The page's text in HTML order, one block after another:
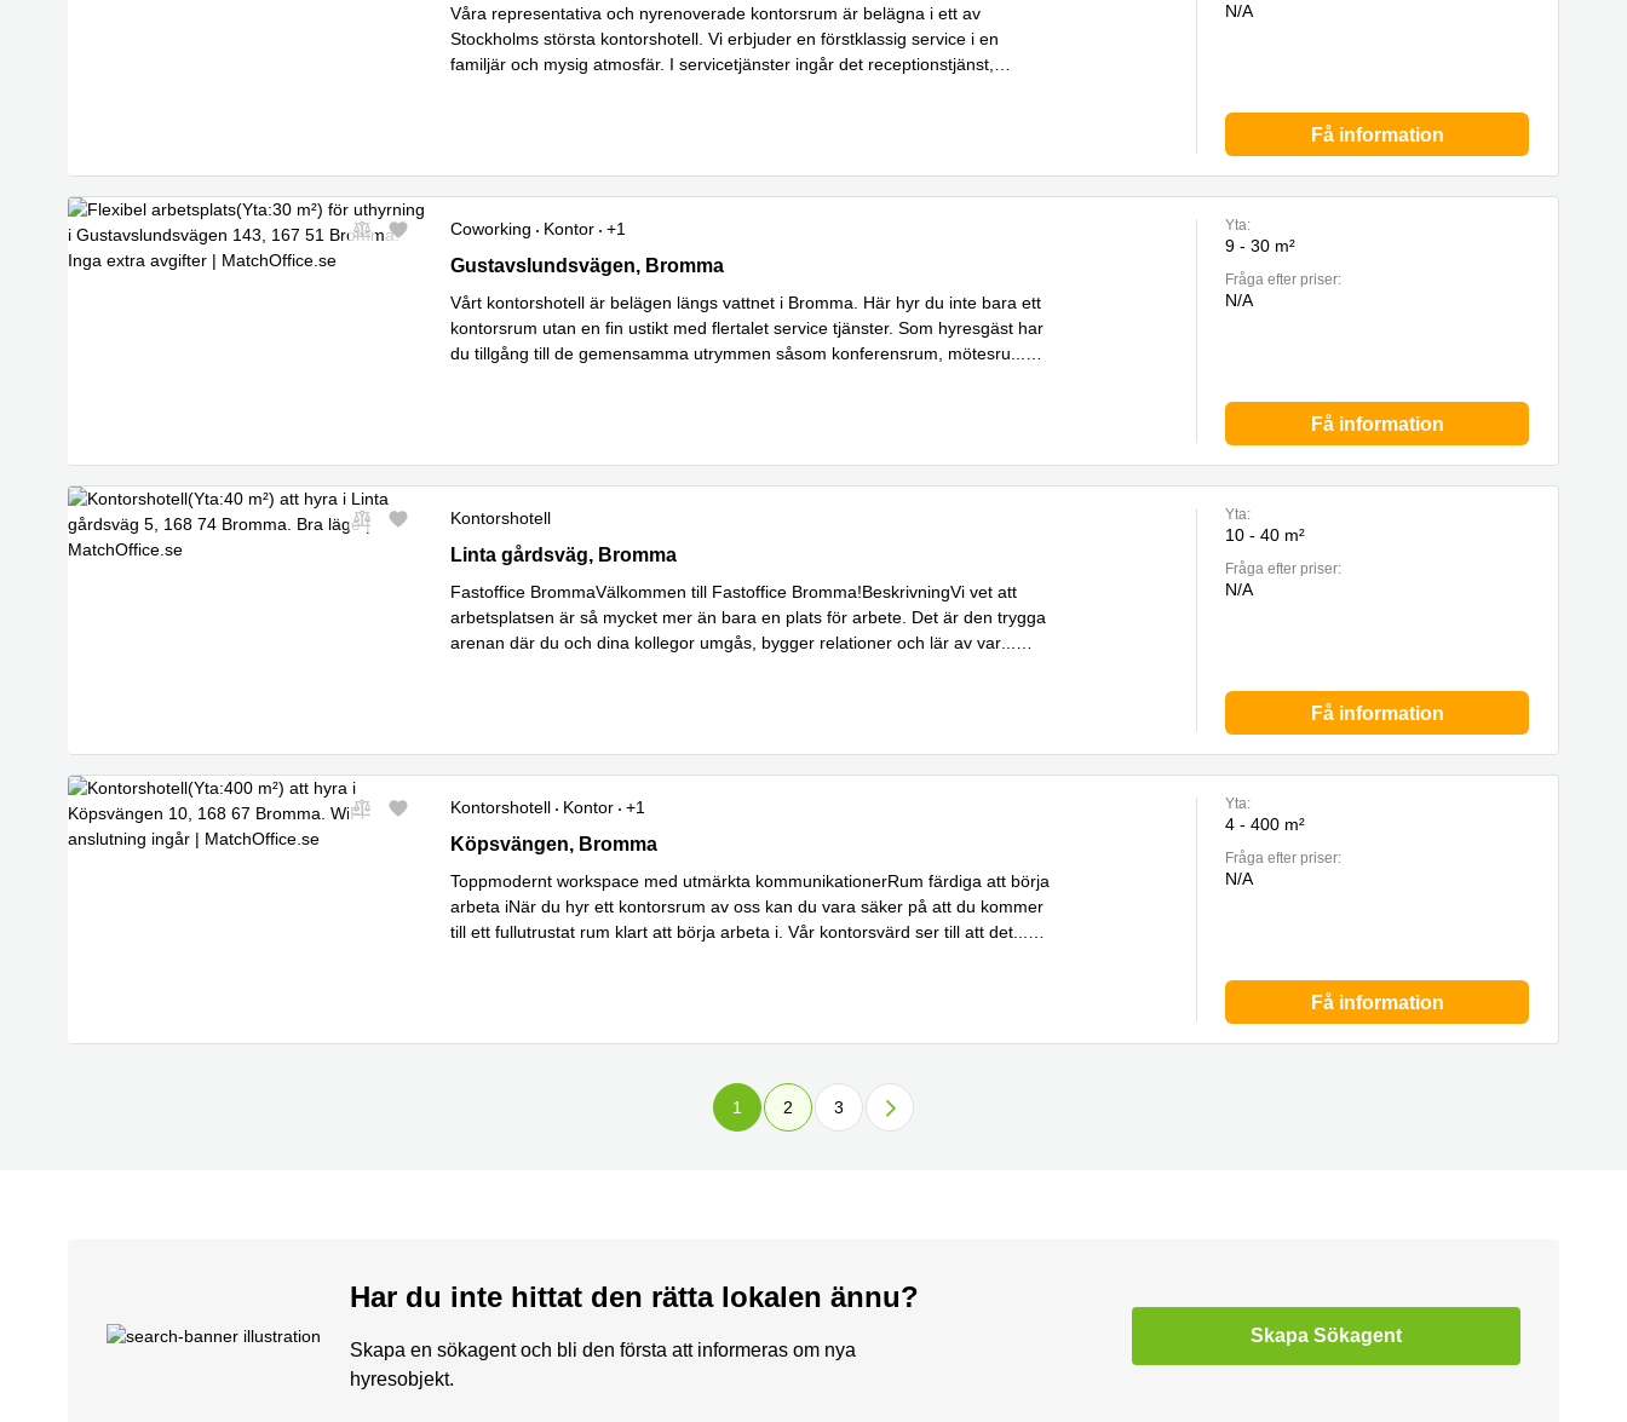
Våra representativa och nyrenoverade kontorsrum är belägna i ett av
Stockholms största kontorshotell. Vi erbjuder en förstklassig service i en
familjär och mysig atmosfär. I servicetjänster ingår det receptionstjänst,
N/A
Få information
Coworking Kontor
+1
Gustavslundsvägen 143, Bromma
Gustavslundsvägen, Bromma
Vårt kontorshotell är belägen längs vattnet i Bromma. Här hyr du inte bara ett
kontorsrum utan en fin ustikt med flertalet service tjänster. Som hyresgäst har
du tillgång till de gemensamma utrymmen såsom konferensrum, mötesru
Yta:
9 - 30 m²
Fråga efter priser:
N/A
Få information
Kontorshotell
Linta gårdsväg 5, Bromma
Linta gårdsväg, Bromma
Fastoffice BrommaVälkommen till Fastoffice Bromma!BeskrivningVi vet att
arbetsplatsen är så mycket mer än bara en plats för arbete. Det är den trygga
arenan där du och dina kollegor umgås, bygger relationer och lär av var
Yta:
10 - 40 m²
Fråga efter priser:
N/A
Få information
Kontorshotell Kontor
+1
Köpsvängen 10, Bromma
Köpsvängen, Bromma
Toppmodernt workspace med utmärkta kommunikationerRum färdiga att börja
arbeta iNär du hyr ett kontorsrum av oss kan du vara säker på att du kommer
till ett fullutrustat rum klart att börja arbeta i. Vår kontorsvärd ser till att det
Yta:
4 - 400 m²
Fråga efter priser:
N/A
Få information
1 2 3
Har du inte hittat den rätta lokalen ännu?
Skapa en sökagent och bli den första att informeras om nya
hyresobjekt.
Skapa Sökagent